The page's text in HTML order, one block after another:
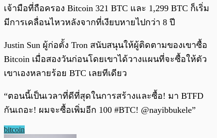
เจ้ามือที่ถือครอง Bitcoin 321 BTC และ 1,299 BTC ก็เริ่ม
มีการเคลื่อนไหวหลังจากที่เงียบหายไปกว่า 8 ปี
Justin Sun ผู้ก่อตั้ง Tron สนับสนุนให้ผู้ติดตามของเขาซื้อ
Bitcoin เมื่อสองวันก่อนโดยเขาได้วางแผนที่จะซื้อให้ตัว
เขาเองหลายร้อย BTC เลยทีเดียว
“ตอนนี้เป็นเวลาที่ดีที่สุดในการสร้างและซื้อ! มา BTFD
กันเถอะ! ผมจะซื้อเพิ่มอีก 100 #BTC! @nayibbukele”
bitcoin